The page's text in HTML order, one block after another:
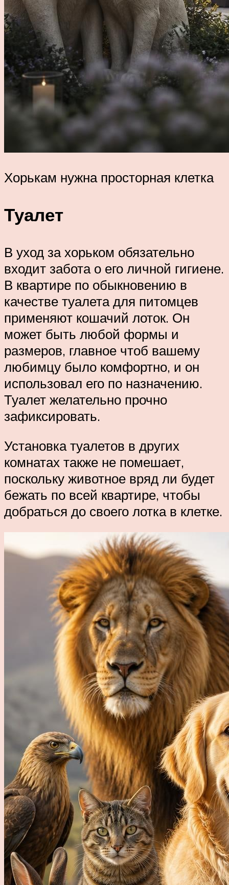
Хорькам нужна просторная клетка
Туалет
В уход за хорьком обязательно
входит забота о его личной гигиене.
В квартире по обыкновению в
качестве туалета для питомцев
применяют кошачий лоток. Он
может быть любой формы и
размеров, главное чтоб вашему
любимцу было комфортно, и он
использовал его по назначению.
Туалет желательно прочно
зафиксировать.
Установка туалетов в других
комнатах также не помешает,
поскольку животное вряд ли будет
бежать по всей квартире, чтобы
добраться до своего лотка в клетке.